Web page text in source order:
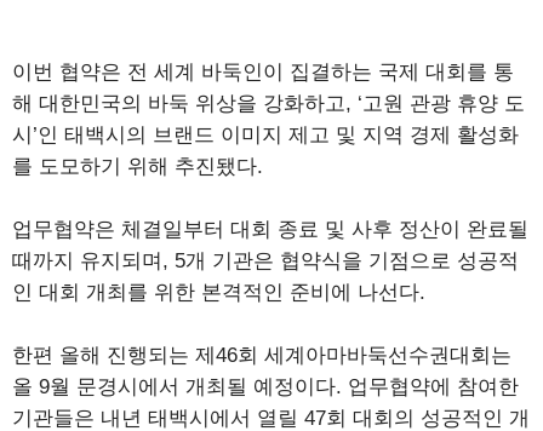
이번 협약은 전 세계 바둑인이 집결하는 국제 대회를 통
해 대한민국의 바둑 위상을 강화하고, ‘고원 관광 휴양 도
시’인 태백시의 브랜드 이미지 제고 및 지역 경제 활성화
를 도모하기 위해 추진됐다.
업무협약은 체결일부터 대회 종료 및 사후 정산이 완료될
때까지 유지되며, 5개 기관은 협약식을 기점으로 성공적
인 대회 개최를 위한 본격적인 준비에 나선다.
한편 올해 진행되는 제46회 세계아마바둑선수권대회는
올 9월 문경시에서 개최될 예정이다. 업무협약에 참여한
기관들은 내년 태백시에서 열릴 47회 대회의 성공적인 개